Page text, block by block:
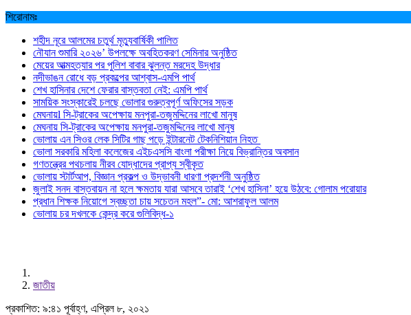
শিরোনামঃ
শহীদ নূরে আলমের চতুর্থ মৃত্যুবার্ষিকী পালিত
নৌযান শুমারি ২০২৬’ উপলক্ষে অবহিতকরণ সেমিনার অনুষ্ঠিত
মেয়ের আত্মহত্যার পর পুলিশ বাবার ঝুলন্ত মরদেহ উদ্ধার
নদীভাঙন রোধে বড় প্রকল্পের আশ্বাস-এমপি পার্থ
শেখ হাসিনার দেশে ফেরার বাস্তবতা নেই: এমপি পার্থ
সাময়িক সংস্কারেই চলছে ভোলার গুরুত্বপূর্ণ অফিসের সড়ক
মেঘনায়l সি-ট্রাকের অপেক্ষায় মনপুরা-তজুমদ্দিনের লাখো মানুষ
মেঘনায় সি-ট্রাকের অপেক্ষায় মনপুরা-তজুমদ্দিনের লাখো মানুষ
ভোলায় এন সিওর লেক সিটির গাছ পড়ে ইন্টারনেট টেকনিশিয়ান নিহত
ভোলা সরকারি মহিলা কলেজের এইচএসসি বাংলা পরীক্ষা নিয়ে বিভ্রান্তির অবসান
গণতন্ত্রের পথচলায় নীরব যোদ্ধাদের প্রাপ্য স্বীকৃত
ভোলায় স্টার্টআপ, বিজ্ঞান প্রকল্প ও উদ্ভাবনী ধারণা প্রদর্শনী অনুষ্ঠিত
জুলাই সনদ বাস্তবায়ন না হলে ক্ষমতায় যারা আসবে তারাই ‘শেখ হাসিনা’ হয়ে উঠবে: গোলাম পরোয়ার
প্রধান শিক্ষক নিয়োগে স্বচ্ছতা চায় সচেতন মহল”- মো: আশরাফুল আলম
ভোলায় চর দখলকে কেন্দ্র করে গুলিবিদ্ধ-১
জাতীয়
প্রকাশিত: ৯:৪১ পূর্বাহ্ণ, এপ্রিল ৮, ২০২১